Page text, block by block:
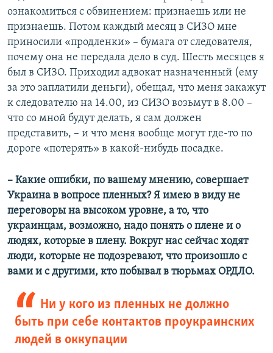
ознакомиться с обвинением: признаешь или не
признаешь. Потом каждый месяц в СИЗО мне
приносили «продленки» – бумага от следователя,
почему она не передала дело в суд. Шесть месяцев я
был в СИЗО. Приходил адвокат назначенный (ему
за это заплатили деньги), обещал, что меня закажут
к следователю на 14.00, из СИЗО возьмут в 8.00 –
что со мной будут делать, я сам должен
представить, – и что меня вообще могут где-то по
дороге «потерять» в какой-нибудь посадке.
– Какие ошибки, по вашему мнению, совершает
Украина в вопросе пленных? Я имею в виду не
переговоры на высоком уровне, а то, что
украинцам, возможно, надо понять о плене и о
людях, которые в плену. Вокруг нас сейчас ходят
люди, которые не подозревают, что произошло с
вами и с другими, кто побывал в тюрьмах ОРДЛО.
Ни у кого из пленных не должно
быть при себе контактов проукраинских
людей в оккупации